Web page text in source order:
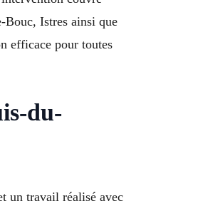
Bouc, Istres ainsi que
efficace pour toutes
du-
un travail réalisé avec